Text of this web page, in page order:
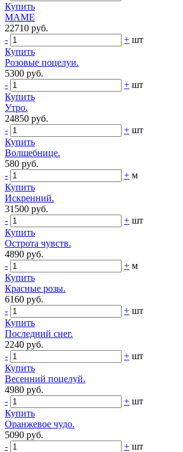
Купить
МАМЕ
22710 руб.
-
+ шт
Купить
Розовые поцелуи.
5300 руб.
-
+ шт
Купить
Утро.
24850 руб.
-
+ шт
Купить
Волшебнице.
580 руб.
-
+ м
Купить
Искренний.
31500 руб.
-
+ шт
Купить
Острота чувств.
4890 руб.
-
+ м
Купить
Красные розы.
6160 руб.
-
+ шт
Купить
Последний снег.
2240 руб.
-
+ шт
Купить
Весенний поцелуй.
4980 руб.
-
+ шт
Купить
Оранжевое чудо.
5090 руб.
-
+ шт